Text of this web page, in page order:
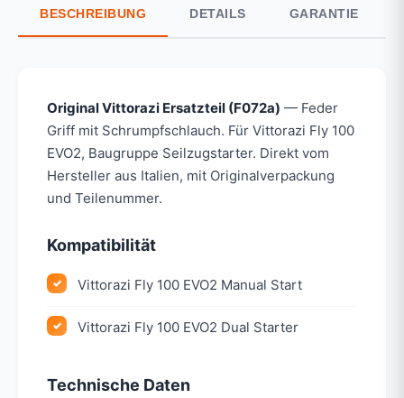
BESCHREIBUNG DETAILS GARANTIE
Original Vittorazi Ersatzteil (F072a) — Feder
Griff mit Schrumpfschlauch. Für Vittorazi Fly 100
EVO2, Baugruppe Seilzugstarter. Direkt vom
Hersteller aus Italien, mit Originalverpackung
und Teilenummer.
Kompatibilität
Vittorazi Fly 100 EVO2 Manual Start
Vittorazi Fly 100 EVO2 Dual Starter
Technische Daten